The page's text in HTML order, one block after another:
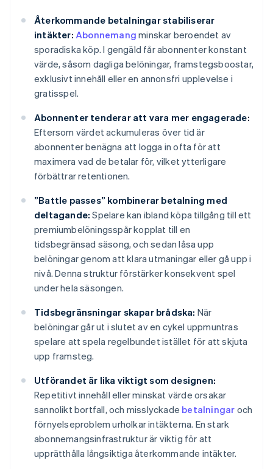
Återkommande betalningar stabiliserar
intäkter: Abonnemang minskar beroendet av
sporadiska köp. I gengäld får abonnenter konstant
värde, såsom dagliga belöningar, framstegsboostar,
exklusivt innehåll eller en annonsfri upplevelse i
gratisspel.
Abonnenter tenderar att vara mer engagerade:
Eftersom värdet ackumuleras över tid är
abonnenter benägna att logga in ofta för att
maximera vad de betalar för, vilket ytterligare
förbättrar retentionen.
”Battle passes” kombinerar betalning med
deltagande: Spelare kan ibland köpa tillgång till ett
premiumbelöningsspår kopplat till en
tidsbegränsad säsong, och sedan låsa upp
belöningar genom att klara utmaningar eller gå upp i
nivå. Denna struktur förstärker konsekvent spel
under hela säsongen.
Tidsbegränsningar skapar brådska: När
belöningar går ut i slutet av en cykel uppmuntras
spelare att spela regelbundet istället för att skjuta
upp framsteg.
Utförandet är lika viktigt som designen:
Repetitivt innehåll eller minskat värde orsakar
sannolikt bortfall, och misslyckade betalningar och
förnyelseproblem urholkar intäkterna. En stark
abonnemangsinfrastruktur är viktig för att
upprätthålla långsiktiga återkommande intäkter.